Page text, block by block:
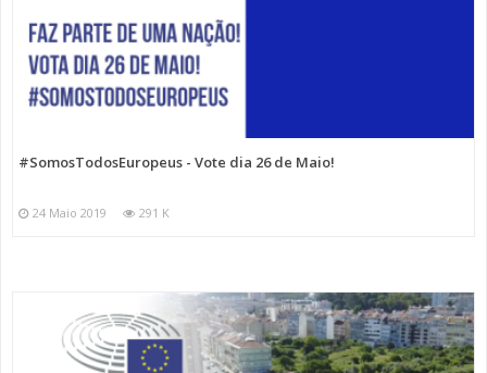
#SomosTodosEuropeus - Vote dia 26 de Maio!
24 Maio 2019 291 K